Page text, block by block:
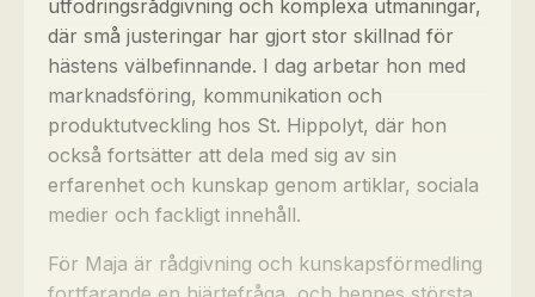
utfodringsrådgivning och komplexa utmaningar,
där små justeringar har gjort stor skillnad för
hästens välbefinnande. I dag arbetar hon med
marknadsföring, kommunikation och
produktutveckling hos St. Hippolyt, där hon
också fortsätter att dela med sig av sin
erfarenhet och kunskap genom artiklar, sociala
medier och fackligt innehåll.
För Maja är rådgivning och kunskapsförmedling